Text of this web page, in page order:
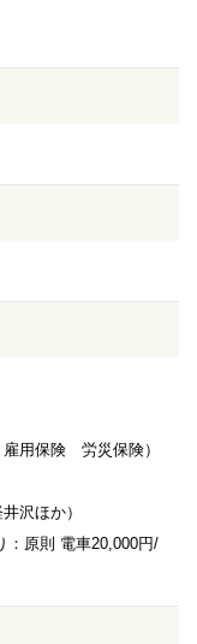
用保険 労災保険）
沢ほか）
：原則 電車20,000円/